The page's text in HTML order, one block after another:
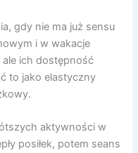
gdy nie ma już sensu
i w wakacje
ich dostępność
to jako elastyczny
aktywności w
posiłek, potem seans